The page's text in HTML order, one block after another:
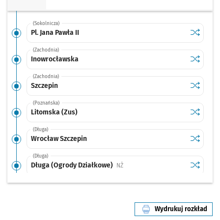
(Sokolnicza)
Pl. Jana Pawła II Sprawdź
Pl. Jana
(Zachodnia)
Inowrocławska Sprawdź
(Zachodnia)
Szczepin Sprawdź
Szczepin
(Poznańska)
Litomska (Zus) Sprawdź
(Długa)
Wrocław Szczepin Sprawdź
Wrocław
(Długa)
Długa (Ogrody Działkowe) NŻPrzystanek na życzenie Sprawdź
Długa
(Starogroblowa)
Sprawdź
Park
Wydrukuj rozkład
linii nr 103